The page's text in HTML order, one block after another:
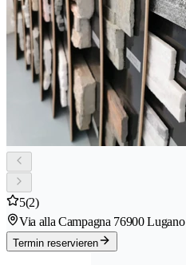
5(2)
Via alla Campagna 76900 Lugano
Termin reservieren